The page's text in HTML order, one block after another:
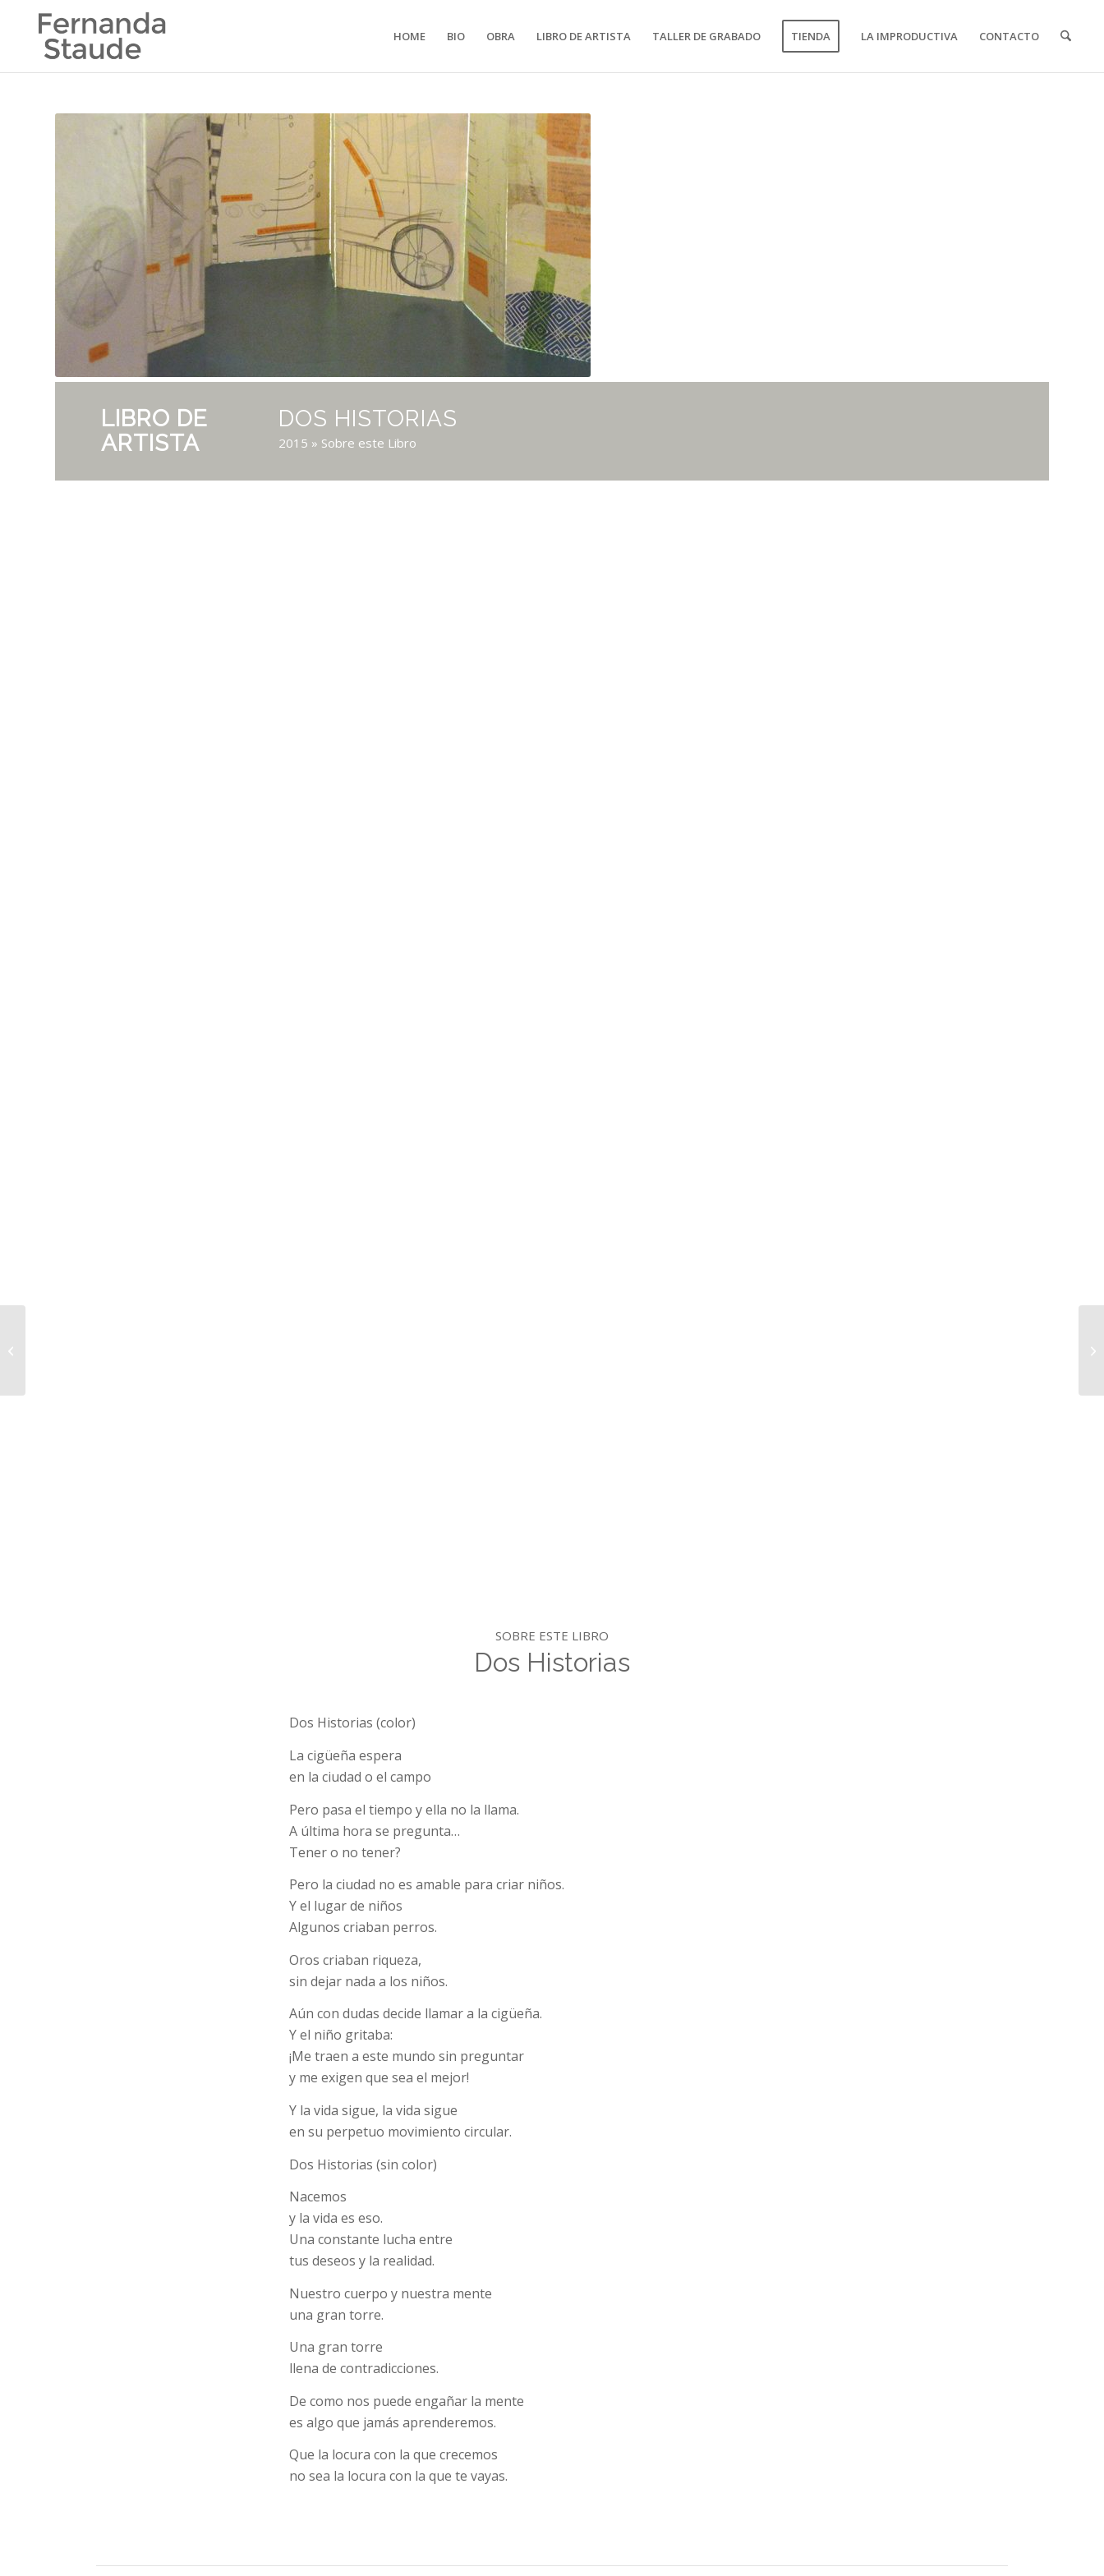
HOME BIO OBRA LIBRO DE ARTISTA TALLER DE GRABADO TIENDA LA IMPRODUCTIVA CONTACTO
LIBRO DE
ARTISTA
DOS HISTORIAS
2015 » Sobre este Libro
SOBRE ESTE LIBRO
Dos Historias
Dos Historias (color)
La cigüeña espera
en la ciudad o el campo
Pero pasa el tiempo y ella no la llama.
A última hora se pregunta…
Tener o no tener?
Pero la ciudad no es amable para criar niños.
Y el lugar de niños
Algunos criaban perros.
Oros criaban riqueza,
sin dejar nada a los niños.
Aún con dudas decide llamar a la cigüeña.
Y el niño gritaba:
¡Me traen a este mundo sin preguntar
y me exigen que sea el mejor!
Y la vida sigue, la vida sigue
en su perpetuo movimiento circular.
Dos Historias (sin color)
Nacemos
y la vida es eso.
Una constante lucha entre
tus deseos y la realidad.
Nuestro cuerpo y nuestra mente
una gran torre.
Una gran torre
llena de contradicciones.
De como nos puede engañar la mente
es algo que jamás aprenderemos.
Que la locura con la que crecemos
no sea la locura con la que te vayas.